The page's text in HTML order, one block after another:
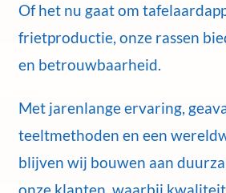
Of het nu gaat om
frietproductie, onze rassen
en betrouwbaarheid.
Met jarenlange ervaring,
teeltmethoden en een
blijven wij bouwen aan